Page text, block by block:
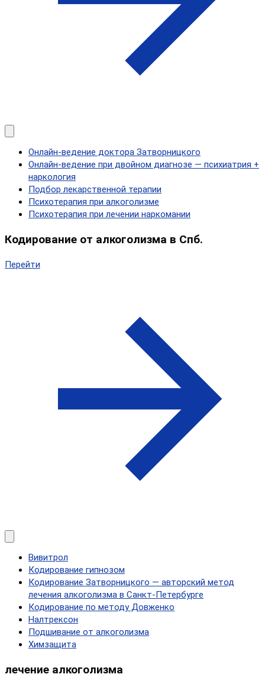
Онлайн-ведение доктора Затворницкого
Онлайн‑ведение при двойном диагнозе — психиатрия +
наркология
Подбор лекарственной терапии
Психотерапия при алкоголизме
Психотерапия при лечении наркомании
Кодирование от алкоголизма в Спб.
Перейти
Вивитрол
Кодирование гипнозом
Кодирование Затворницкого — авторский метод
лечения алкоголизма в Санкт‑Петербурге
Кодирование по методу Довженко
Налтрексон
Подшивание от алкоголизма
Химзащита
лечение алкоголизма